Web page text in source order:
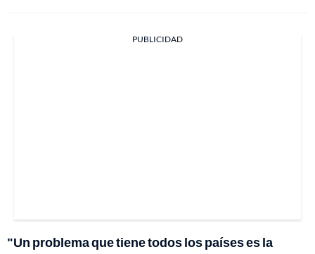
PUBLICIDAD
"Un problema que tiene todos los países es la